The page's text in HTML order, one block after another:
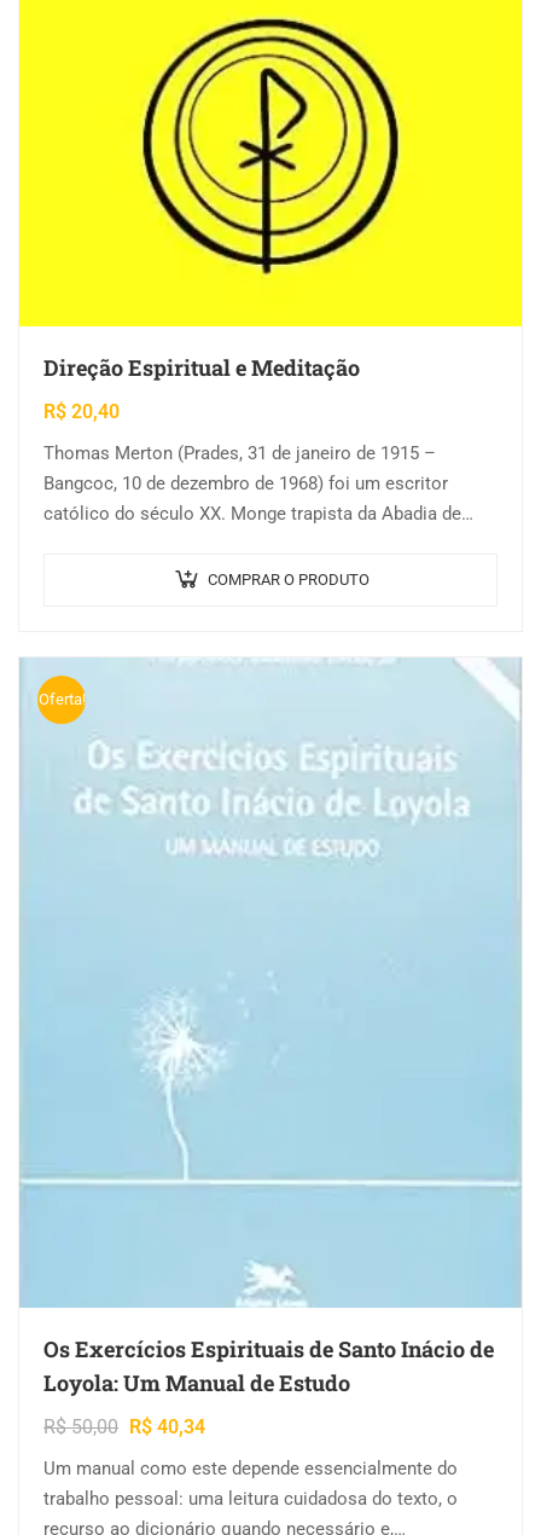
Direção Espiritual e Meditação
R$ 20,40
Thomas Merton (Prades, 31 de janeiro de 1915 –
Bangcoc, 10 de dezembro de 1968) foi um escritor
católico do século XX. Monge trapista da Abadia de
COMPRAR O PRODUTO
Oferta!
Os Exercícios Espirituais de Santo Inácio de
Loyola: Um Manual de Estudo
R$50,00 R$ 40,34
Um manual como este depende essencialmente do
trabalho pessoal: uma leitura cuidadosa do texto, o
recurso ao dicionário quando necessário e,